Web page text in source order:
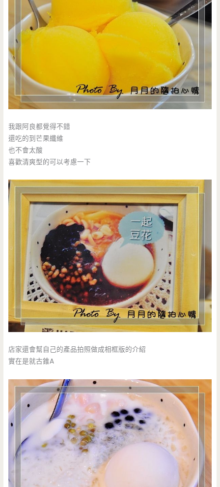
我跟阿良都覺得不錯
還吃的到芒果纖維
也不會太酸
喜歡清爽型的可以考慮一下
店家還會幫自己的產品拍照做成相框版的介紹
實在是就古錐A